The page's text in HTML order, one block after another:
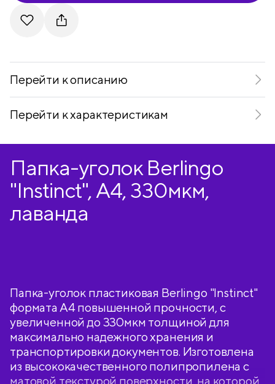
Перейти к описанию
Перейти к характеристикам
Папка-уголок Berlingo
"Instinct", А4, 330мкм,
лаванда
Папка-уголок пластиковая Berlingo "Instinct"
формата А4 повышенной прочности, с
увеличенной до 330мкм толщиной для
максимально надежного хранения и
транспортировки документов. Изготовлена
из высококачественного полипропилена с
матовой текстурой поверхности, на которой